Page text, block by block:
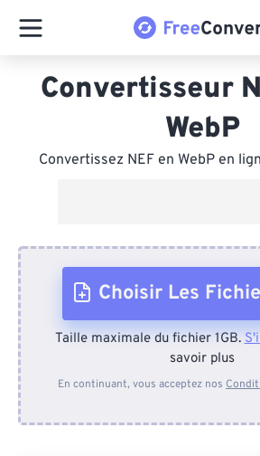
Convertisseur
WebP
Convertissez NEF en WebP en
Choisir Les
Depuis l'appareil
Taille maximale du fichier 1GB.
savoir plus
En continuant, vous acceptez nos